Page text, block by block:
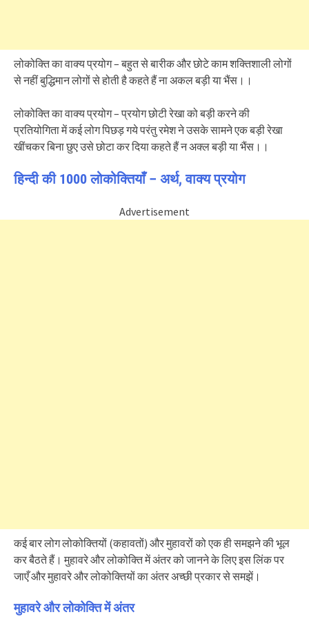
लोकोक्ति का वाक्य प्रयोग – बहुत से बारीक और छोटे काम शक्तिशाली लोगों
से नहीं बुद्धिमान लोगों से होती है कहते हैं ना अकल बड़ी या भैंस।।
लोकोक्ति का वाक्य प्रयोग – प्रयोग छोटी रेखा को बड़ी करने की
प्रतियोगिता में कई लोग पिछड़ गये परंतु रमेश ने उसके सामने एक बड़ी रेखा
खींचकर बिना छुए उसे छोटा कर दिया कहते हैं न अक्ल बड़ी या भैंस।।
हिन्दी की 1000 लोकोक्तियाँ – अर्थ, वाक्य प्रयोग
Advertisement
कई बार लोग लोकोक्तियों (कहावतों) और मुहावरों को एक ही समझने की भूल
कर बैठते हैं। मुहावरे और लोकोक्ति में अंतर को जानने के लिए इस लिंक पर
जाएँ और मुहावरे और लोकोक्तियों का अंतर अच्छी प्रकार से समझें।
मुहावरे और लोकोक्ति में अंतर